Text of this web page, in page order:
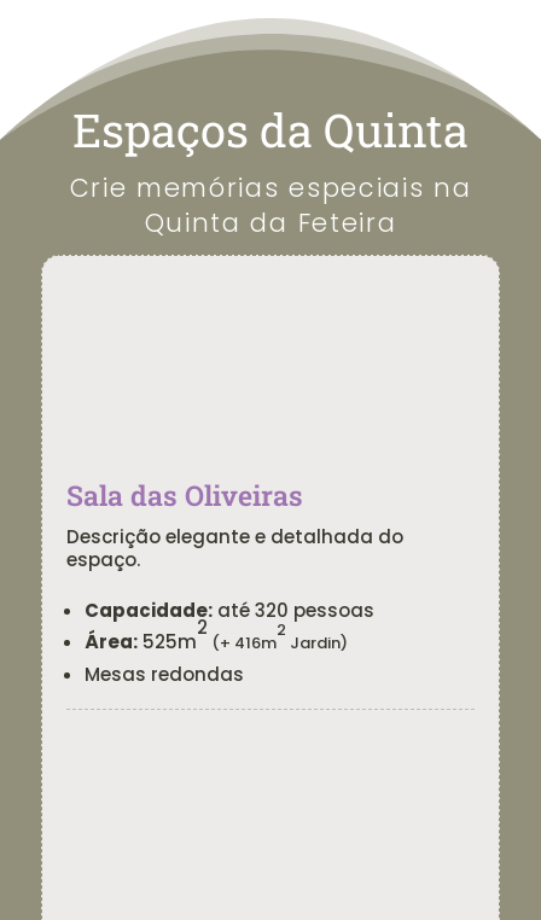
Espaços da Quinta
Crie memórias especiais na
Quinta da Feteira
Sala das Oliveiras
Descrição elegante e detalhada do
espaço.
Capacidade: até 320 pessoas
Área: 525m
2
(+ 416m
2
Jardin)
Mesas redondas